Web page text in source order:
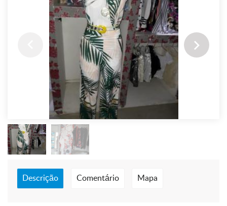
Descrição Comentário Mapa